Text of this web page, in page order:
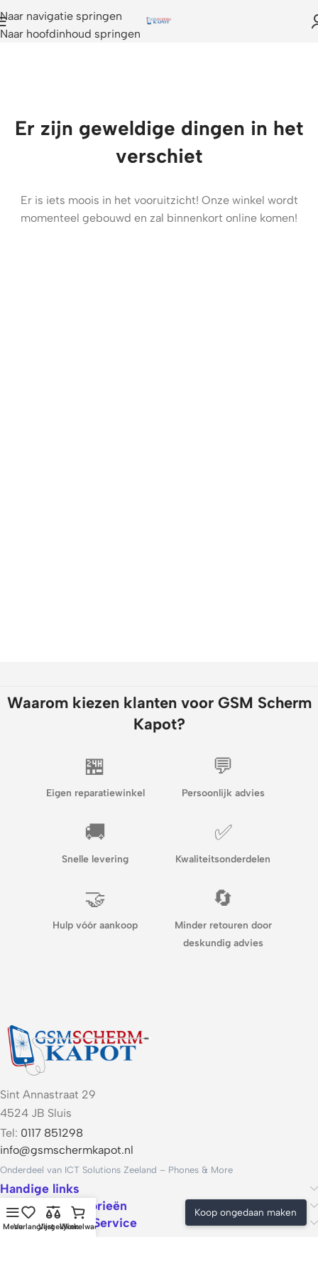
Naar navigatie springen
Naar hoofdinhoud springen
Er zijn geweldige dingen in het
verschiet
Er is iets moois in het vooruitzicht! Onze winkel wordt
momenteel gebouwd en zal binnenkort online komen!
Waarom kiezen klanten voor GSM Scherm
Kapot?
🏪
Eigen reparatiewinkel
💬
Persoonlijk advies
🚚
Snelle levering
✅
Kwaliteitsonderdelen
🤝
Hulp vóór aankoop
🔄
Minder retouren door
deskundig advies
Sint Annastraat 29
4524 JB Sluis
Tel: 0117 851298
info@gsmschermkapot.nl
Onderdeel van ICT Solutions Zeeland – Phones & More
Handige links
Populaire categorieën
Voorwaarden & Service
MenuVerlanglijstVergelijkenWinkelwagen
Koop ongedaan maken